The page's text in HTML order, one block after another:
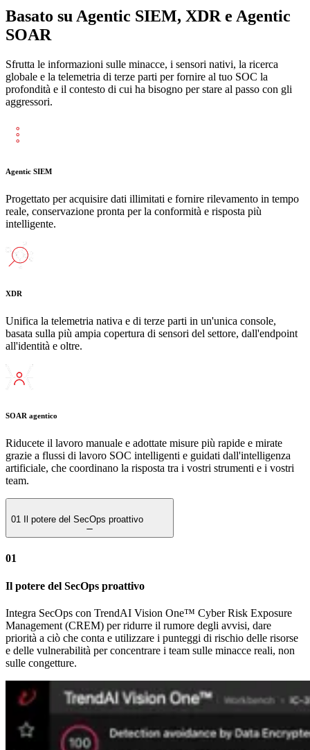
Basato su Agentic SIEM, XDR e Agentic
SOAR
Sfrutta le informazioni sulle minacce, i sensori nativi, la ricerca
globale e la telemetria di terze parti per fornire al tuo SOC la
profondità e il contesto di cui ha bisogno per stare al passo con gli
aggressori.
Agentic SIEM
Progettato per acquisire dati illimitati e fornire rilevamento in tempo
reale, conservazione pronta per la conformità e risposta più
intelligente.
XDR
Unifica la telemetria nativa e di terze parti in un'unica console,
basata sulla più ampia copertura di sensori del settore, dall'endpoint
all'identità e oltre.
SOAR agentico
Riducete il lavoro manuale e adottate misure più rapide e mirate
grazie a flussi di lavoro SOC intelligenti e guidati dall'intelligenza
artificiale, che coordinano la risposta tra i vostri strumenti e i vostri
team.
01 Il potere del SecOps proattivo
01
Il potere del SecOps proattivo
Integra SecOps con TrendAI Vision One™ Cyber Risk Exposure
Management (CREM) per ridurre il rumore degli avvisi, dare
priorità a ciò che conta e utilizzare i punteggi di rischio delle risorse
e delle vulnerabilità per concentrare i team sulle minacce reali, non
sulle congetture.